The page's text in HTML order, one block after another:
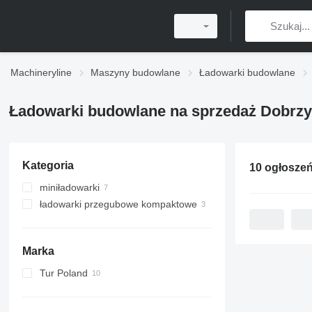
Machineryline Maszyny budowlane Ładowarki budowlane
Ładowarki budowlane na sprzedaż
Kategoria
miniładowarki
ładowarki przegubowe kompaktowe
Marka
Tur Poland